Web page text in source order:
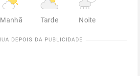
Manhã Tarde Noite